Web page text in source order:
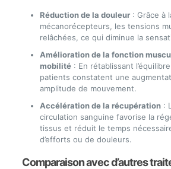
Réduction de la douleur: Grâce à
mécanorécepteurs, les tensions
relâchées, ce qui diminue la
Amélioration de la fonction
mobilité: En rétablissant
patients constatent une
amplitude de mouvement.
Accélération de la récupération:
circulation sanguine favorise la
tissus et réduit le temps
d’efforts ou de douleurs.
Comparaison avec d’autres